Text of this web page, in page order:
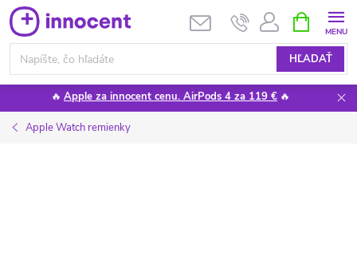
Prejsť
na
obsah
HĽADAŤ
KOŠÍK
🔥 Apple za innocent cenu. AirPods 4 za 119 € 🔥
Apple Watch remienky